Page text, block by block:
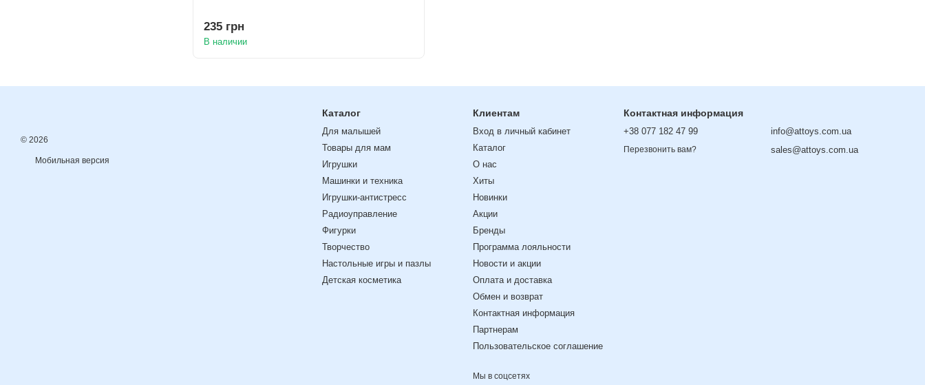
235 грн
В наличии
© 2026
Мобильная версия
Каталог
Для малышей
Товары для мам
Игрушки
Машинки и техника
Игрушки-антистресс
Радиоуправление
Фигурки
Творчество
Настольные игры и пазлы
Детская косметика
Клиентам
Вход в личный кабинет
Каталог
О нас
Хиты
Новинки
Акции
Бренды
Программа лояльности
Новости и акции
Оплата и доставка
Обмен и возврат
Контактная информация
Партнерам
Пользовательское соглашение
Мы в соцсетях
Контактная информация
+38 077 182 47 99
Перезвонить вам?
info@attoys.com.ua
sales@attoys.com.ua